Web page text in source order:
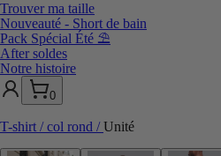
Trouver ma taille
Nouveauté - Short de bain
Pack Spécial Été ⛱️
After soldes
Notre histoire
0
T-shirt / col rond /Unité